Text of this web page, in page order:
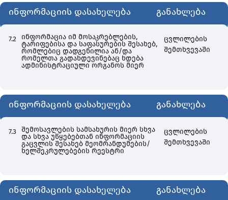
ინფორმაციის დასახელება განახლება
7.2
ინფორმაცია იმ მოსაკრებლების,
ტარიფებისა და საფასურების შესახებ,
რომლებიც დადგენილია ან/და
რომელთა გადახდევინებაც ხდება
ადმინისტრაციული ორგანოს მიერ
ცვლილების
შემთხვევაში
ინფორმაციის დასახელება განახლება
7.3
შემოსავლების სამსახურის მიერ სხვა
და სხვა უწყებებთან ინფორმაციის
გაცვლის შესახებ მეომრანდუმების/
ხელშეკრულებების რეესტრი
ცვლილების
შემთხვევაში
ინფორმაციის დასახელება განახლება